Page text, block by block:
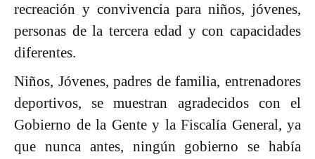
recreación y convivencia para niños, jóvenes,
personas de la tercera edad y con capacidades
diferentes.
Niños, Jóvenes, padres de familia, entrenadores
deportivos, se muestran agradecidos con el
Gobierno de la Gente y la Fiscalía General, ya
que nunca antes, ningún gobierno se había